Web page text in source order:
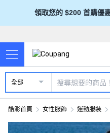
領取您的 $200 首購優
全部
酷澎首頁 女性服飾 運動服裝